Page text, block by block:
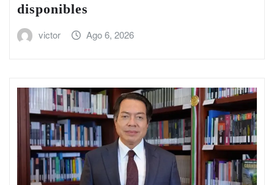
disponibles
victor Ago 6, 2026